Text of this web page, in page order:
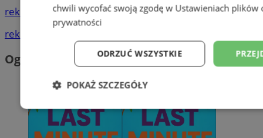
reklama
reklama
Ogłoszenia
chwili wycofać swoją zgodę w Ustawieniach plików
prywatności
ODRZUĆ WSZYSTKIE
POKAŻ SZCZEGÓŁY
Niezbędne Wydajność